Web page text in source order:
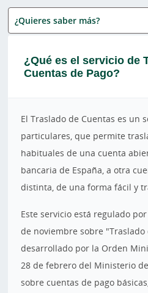
¿Quieres saber más?
¿Qué es el servicio de
Cuentas de Pago?
El Traslado de Cuentas es un
particulares, que permite
habituales de una cuenta
bancaria de España, a otra
distinta, de una forma fácil y
Este servicio está regulado
de noviembre sobre "Traslado
desarrollado por la Orden
28 de febrero del Ministerio
sobre cuentas de pago